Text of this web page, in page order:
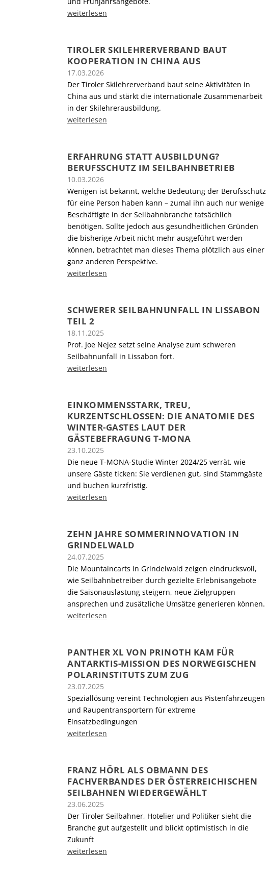
weiterlesen
TIROLER SKILEHRERVERBAND BAUT
KOOPERATION IN CHINA AUS
17.03.2026
Der Tiroler Skilehrerverband baut seine Aktivitäten in
China aus und stärkt die internationale Zusammenarbeit
in der Skilehrerausbildung.
weiterlesen
ERFAHRUNG STATT AUSBILDUNG?
BERUFSSCHUTZ IM SEILBAHNBETRIEB
10.03.2026
Wenigen ist bekannt, welche Bedeutung der Berufsschutz
für eine Person haben kann – zumal ihn auch nur wenige
Beschäftigte in der Seilbahnbranche tatsächlich
benötigen. Sollte jedoch aus gesundheitlichen Gründen
die bisherige Arbeit nicht mehr ausgeführt werden
können, betrachtet man dieses Thema plötzlich aus einer
ganz anderen Perspektive.
weiterlesen
SCHWERER SEILBAHNUNFALL IN LISSABON
TEIL 2
18.11.2025
Prof. Joe Nejez setzt seine Analyse zum schweren
Seilbahnunfall in Lissabon fort.
weiterlesen
EINKOMMENSSTARK, TREU,
KURZENTSCHLOSSEN: DIE ANATOMIE DES
WINTER-GASTES LAUT DER
GÄSTEBEFRAGUNG T-MONA
23.10.2025
Die neue T-MONA-Studie Winter 2024/25 verrät, wie
unsere Gäste ticken: Sie verdienen gut, sind Stammgäste
und buchen kurzfristig.
weiterlesen
ZEHN JAHRE SOMMERINNOVATION IN
GRINDELWALD
24.07.2025
Die Mountaincarts in Grindelwald zeigen eindrucksvoll,
wie Seilbahnbetreiber durch gezielte Erlebnisangebote
die Saisonauslastung steigern, neue Zielgruppen
ansprechen und zusätzliche Umsätze generieren können.
weiterlesen
PANTHER XL VON PRINOTH KAM FÜR
ANTARKTIS-MISSION DES NORWEGISCHEN
POLARINSTITUTS ZUM ZUG
23.07.2025
Speziallösung vereint Technologien aus Pistenfahrzeugen
und Raupentransportern für extreme
Einsatzbedingungen
weiterlesen
FRANZ HÖRL ALS OBMANN DES
FACHVERBANDES DER ÖSTERREICHISCHEN
SEILBAHNEN WIEDERGEWÄHLT
23.06.2025
Der Tiroler Seilbahner, Hotelier und Politiker sieht die
Branche gut aufgestellt und blickt optimistisch in die
Zukunft
weiterlesen